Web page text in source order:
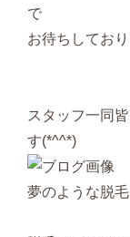
で
お待ちしており
スタッフ一同
す(*^^*)
夢のような脱毛